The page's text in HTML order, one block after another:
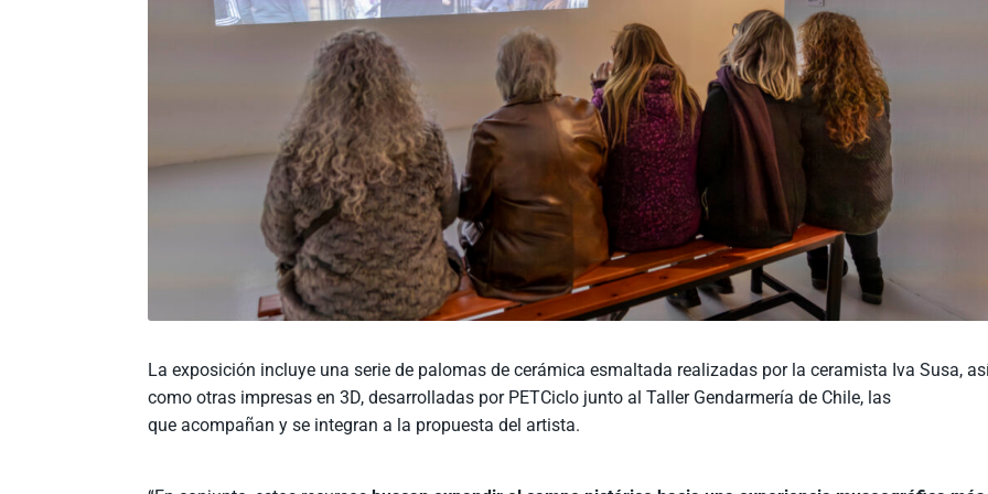
La exposición incluye una serie de palomas de cerámica esmaltada realizadas por la ceramista Iva Susa,
como otras impresas en 3D, desarrolladas por PETCiclo junto al Taller Gendarmería de Chile, las
queacompañan y se integran a la propuesta del artista.